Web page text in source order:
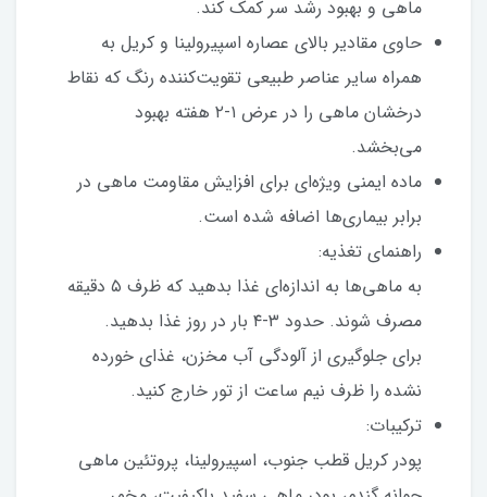
ماهی و بهبود رشد سر کمک کند.
حاوی مقادیر بالای عصاره اسپیرولینا و کریل به
همراه سایر عناصر طبیعی تقویت‌کننده رنگ که نقاط
درخشان ماهی را در عرض ۱-۲ هفته بهبود
می‌بخشد.
ماده ایمنی ویژه‌ای برای افزایش مقاومت ماهی در
برابر بیماری‌ها اضافه شده است.
راهنمای تغذیه:
به ماهی‌ها به اندازه‌ای غذا بدهید که ظرف ۵ دقیقه
مصرف شوند. حدود ۳-۴ بار در روز غذا بدهید.
برای جلوگیری از آلودگی آب مخزن، غذای خورده
نشده را ظرف نیم ساعت از تور خارج کنید.
ترکیبات:
پودر کریل قطب جنوب، اسپیرولینا، پروتئین ماهی